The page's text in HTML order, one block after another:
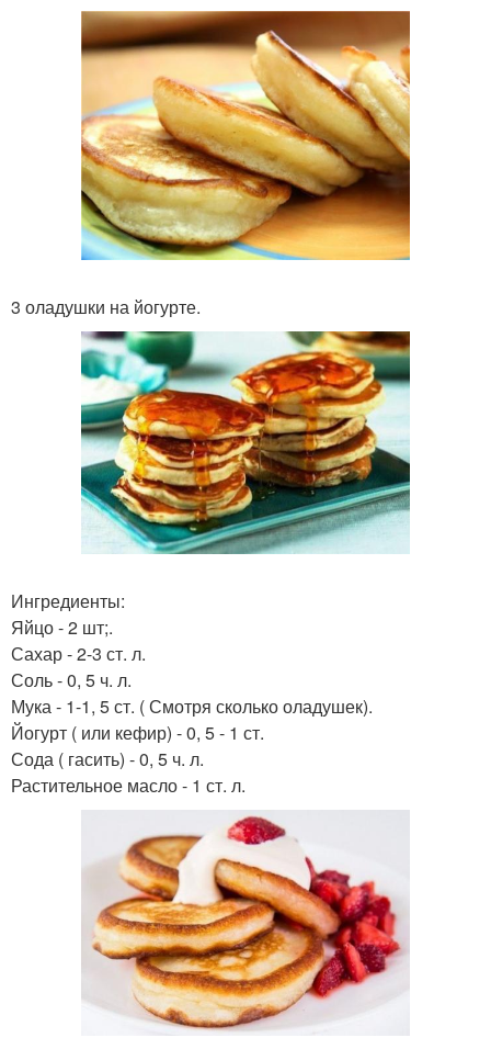
3 оладушки на йогурте.
Ингредиенты:
Яйцо - 2 шт;.
Сахар - 2-3 ст. л.
Соль - 0, 5 ч. л.
Мука - 1-1, 5 ст. ( Смотря сколько оладушек).
Йогурт ( или кефир) - 0, 5 - 1 ст.
Сода ( гасить) - 0, 5 ч. л.
Растительное масло - 1 ст. л.